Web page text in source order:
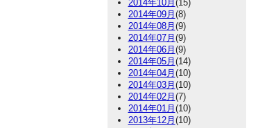
2014年10月 (15)
2014年09月 (8)
2014年08月 (9)
2014年07月 (9)
2014年06月 (9)
2014年05月 (14)
2014年04月 (10)
2014年03月 (10)
2014年02月 (7)
2014年01月 (10)
2013年12月 (10)